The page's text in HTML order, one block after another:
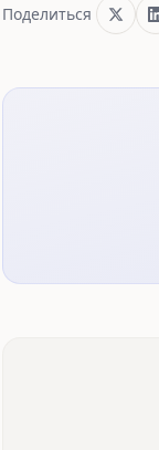
Поделиться